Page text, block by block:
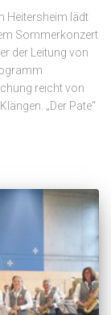
Heitersheim lädt
Sommerkonzert
der Leitung von
reicht von
„Der Pate“